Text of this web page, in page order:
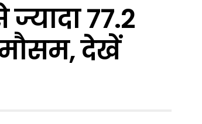
77.2
देखें